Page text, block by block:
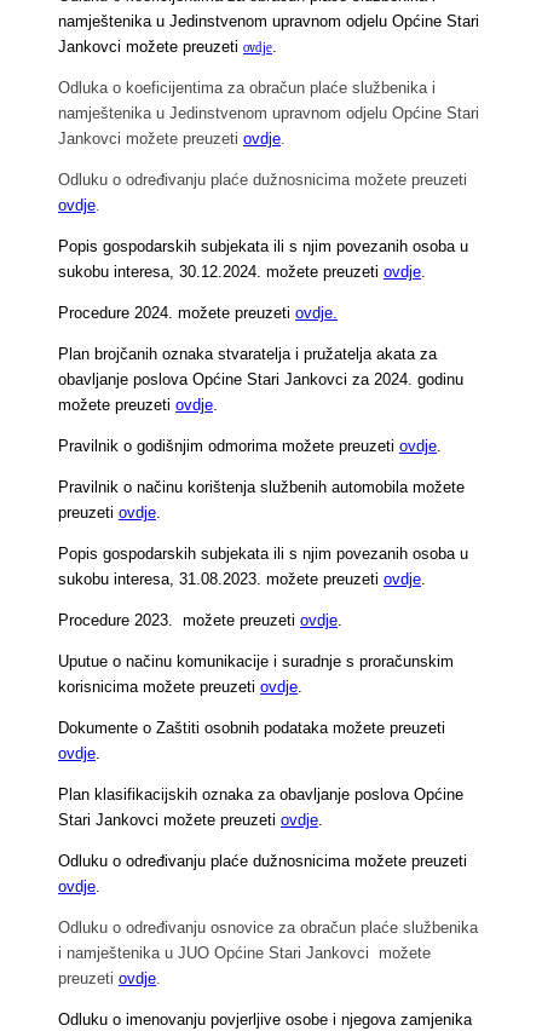
namještenika u Jedinstvenom upravnom odjelu Općine Stari
Jankovci možete preuzeti ovdje.
Odluka o koeficijentima za obračun plaće službenika i
namještenika u Jedinstvenom upravnom odjelu Općine Stari
Jankovci možete preuzeti ovdje.
Odluku o određivanju plaće dužnosnicima možete preuzeti
ovdje.
Popis gospodarskih subjekata ili s njim povezanih osoba u
sukobu interesa, 30.12.2024. možete preuzeti ovdje.
Procedure 2024. možete preuzeti ovdje.
Plan brojčanih oznaka stvaratelja i pružatelja akata za
obavljanje poslova Općine Stari Jankovci za 2024. godinu
možete preuzeti ovdje.
Pravilnik o godišnjim odmorima možete preuzeti ovdje.
Pravilnik o načinu korištenja službenih automobila možete
preuzeti ovdje.
Popis gospodarskih subjekata ili s njim povezanih osoba u
sukobu interesa, 31.08.2023. možete preuzeti ovdje.
Procedure 2023. možete preuzeti ovdje.
Uputue o načinu komunikacije i suradnje s proračunskim
korisnicima možete preuzeti ovdje.
Dokumente o Zaštiti osobnih podataka možete preuzeti
ovdje.
Plan klasifikacijskih oznaka za obavljanje poslova Općine
Stari Jankovci možete preuzeti ovdje.
Odluku o određivanju plaće dužnosnicima možete preuzeti
ovdje.
Odluku o određivanju osnovice za obračun plaće službenika
i namještenika u JUO Općine Stari Jankovci možete
preuzeti ovdje.
Odluku o imenovanju povjerljive osobe i njegova zamjenika